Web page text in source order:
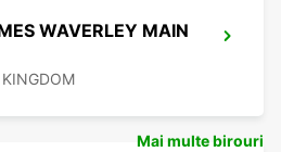
WAVERLEY MAIN
Mai multe birouri